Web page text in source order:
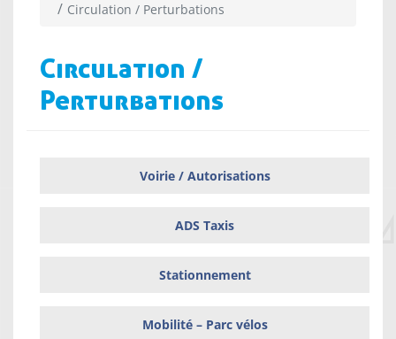
Circulation / Perturbations
Circulation /
Perturbations
Voirie / Autorisations
ADS Taxis
Stationnement
Mobilité – Parc vélos